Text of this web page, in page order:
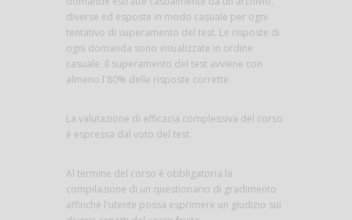
diverse ed esposte in modo casuale per ogni
tentativo di superamento del test. Le risposte di
ogni domanda sono visualizzate in ordine
casuale. Il superamento del test avviene con
almeno l'80% delle risposte corrette.
La valutazione di efficacia complessiva del corso
è espressa dal voto del test.
Al termine del corso è obbligatoria la
compilazione di un questionario di gradimento
affinché l'utente possa esprimere un giudizio sui